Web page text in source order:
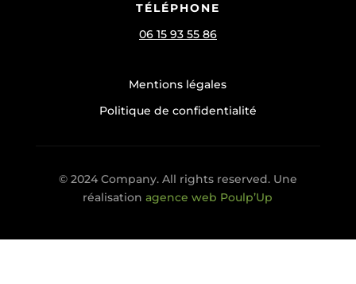
TÉLÉPHONE
06 15 93 55 86
Mentions légales
Politique de confidentialité
© 2024 Company. All rights reserved. Une
réalisation agence web Poulp’Up